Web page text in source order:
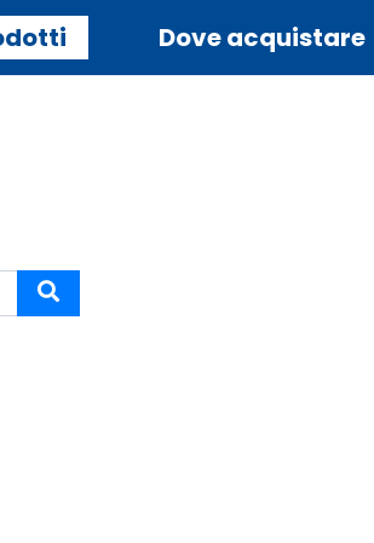
Dove acquistare